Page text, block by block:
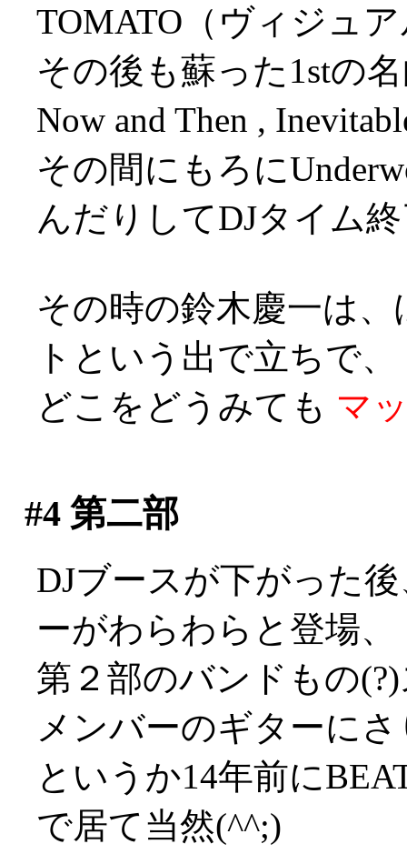
TOMATO（ヴィジュ
その後も蘇った1stの
Now and Then ,
その間にもろに
んだりしてDJタイム
その時の鈴木慶一は
トという出で立ちで、
どこをどうみても マ
#4第二部
DJブースが下がった
ーがわらわらと登場、
第２部のバンドもの
メンバーのギターに
というか14年前に
で居て当然(^^;)